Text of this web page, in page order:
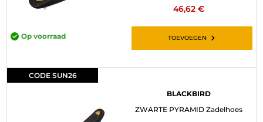
46,62 €
Op voorraad TOEVOEGEN
CODE SUN26
BLACKBIRD
ZWARTE PYRAMID Zadelhoes